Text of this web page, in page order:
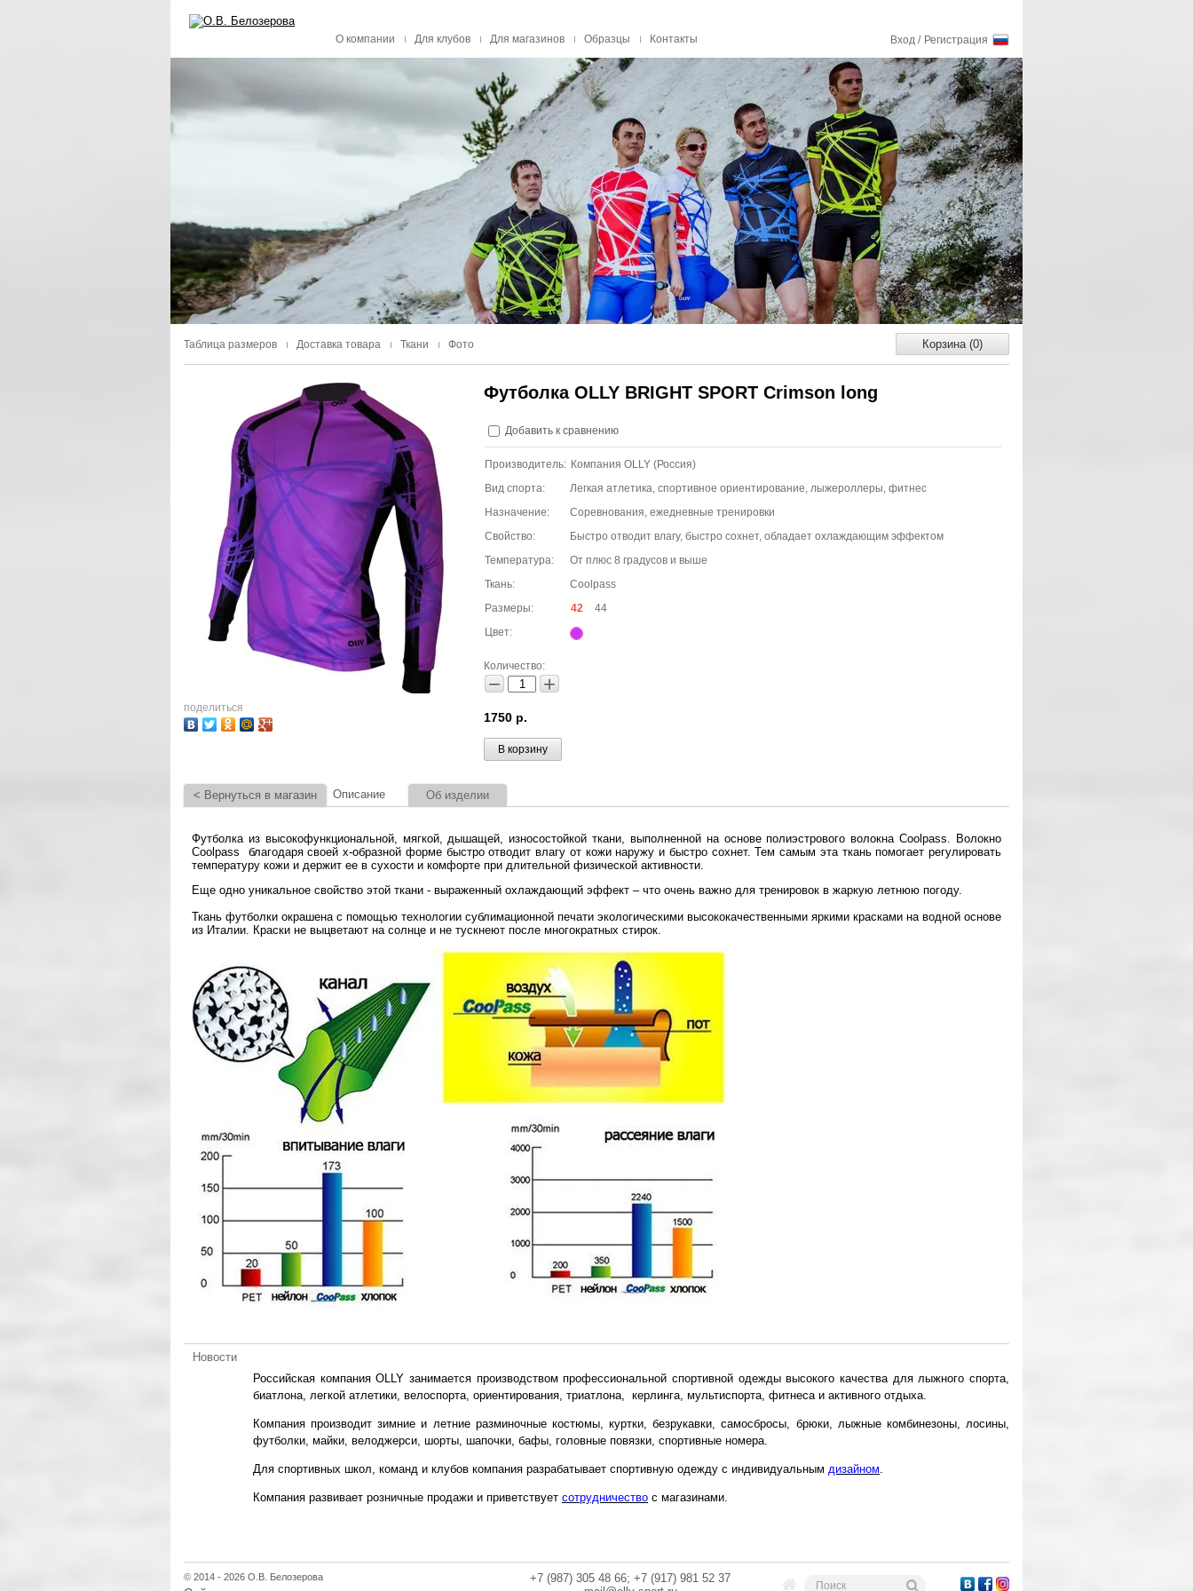
Вход / Регистрация
О компании Для клубов Для магазинов Образцы Контакты
Корзина (0)
Таблица размеров Доставка товара Ткани Фото
поделиться
Футболка OLLY BRIGHT SPORT Crimson long
Добавить к сравнению
Производитель: Компания OLLY (Россия)
Вид спорта:
Легкая атлетика, спортивное ориентирование, лыжероллеры, фитнес
Назначение:
Соревнования, ежедневные тренировки
Свойство:
Быстро отводит влагу, быстро сохнет, обладает охлаждающим эффектом
Температура:
От плюс 8 градусов и выше
Ткань:
Coolpass
Размеры:
42
44
Цвет:
Количество:
− +
1750 р.
В корзину
< Вернуться в магазин Описание Об изделии
Футболка из высокофункциональной, мягкой, дышащей, износостойкой ткани, выполненной на основе полиэстрового волокна Coolpass. Волокно
Coolpass благодаря своей х-образной форме быстро отводит влагу от кожи наружу и быстро сохнет. Тем самым эта ткань помогает регулировать
температуру кожи и держит ее в сухости и комфорте при длительной физической активности.
Еще одно уникальное свойство этой ткани - выраженный охлаждающий эффект – что очень важно для тренировок в жаркую летнюю погоду.
Ткань футболки окрашена с помощью технологии сублимационной печати экологическими высококачественными яркими красками на водной основе
из Италии. Краски не выцветают на солнце и не тускнеют после многократных стирок.
Новости
Российская компания OLLY занимается производством профессиональной спортивной одежды высокого качества для лыжного спорта,
биатлона, легкой атлетики, велоспорта, ориентирования, триатлона, керлинга, мультиспорта, фитнеса и активного отдыха.
Компания производит зимние и летние разминочные костюмы, куртки, безрукавки, самосбросы, брюки, лыжные комбинезоны, лосины,
футболки, майки, велоджерси, шорты, шапочки, бафы, головные повязки, спортивные номера.
Для спортивных школ, команд и клубов компания разрабатывает спортивную одежду с индивидуальным дизайном.
Компания развивает розничные продажи и приветствует сотрудничество с магазинами.
© 2014 - 2026 О.В. Белозерова
+7 (987) 305 48 66; +7 (917) 981 52 37